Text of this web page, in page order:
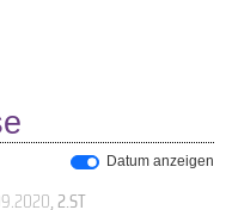
Datum anzeigen
, 2.ST